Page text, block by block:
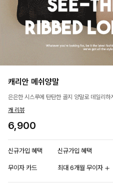
캐리안 메쉬양말
은은한 시스루에 탄탄한 골지 양말로 데일리
개 리뷰
6,900
신규가입 혜택 신규가입 혜택
무이자 카드 최대 6개월 무이자